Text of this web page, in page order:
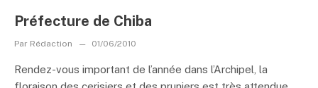
Préfecture de Chiba
Par Rédaction 01/06/2010
Rendez-vous important de l’année dans l’Archipel, la